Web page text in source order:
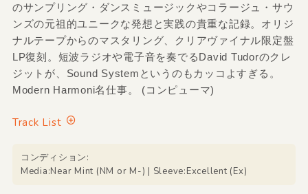
のサンプリング・ダンスミュージックやコラージュ・サウ
ンズの元祖的ユニークな発想と実践の貴重な記録。オリジ
ナルテープからのマスタリング、クリアヴァイナル限定盤
LP復刻。短波ラジオや電子音を奏でるDavid Tudorのクレ
ジットが、Sound Systemというのもカッコよすぎる。
Modern Harmoni名仕事。 (コンピューマ)
Track List
コンディション:
Media:Near Mint (NM or M-) | Sleeve:Excellent (Ex)